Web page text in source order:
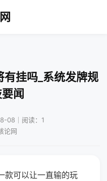
挂吗_系统发牌规
闻
08｜阅读：1
论网
款可以让一直输的玩